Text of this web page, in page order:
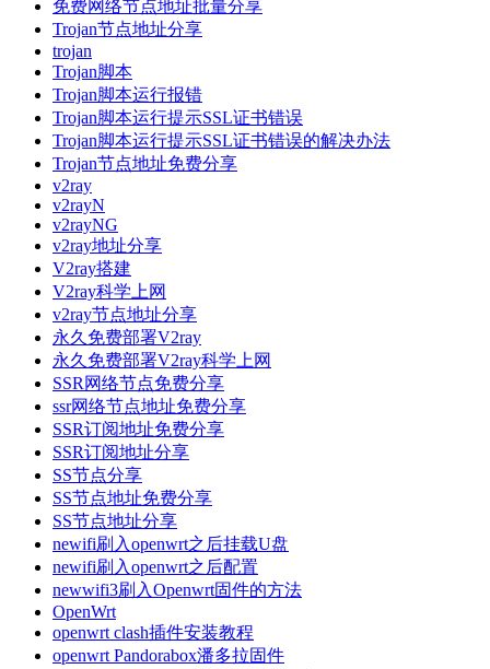
免费网络节点地址批量分享
Trojan节点地址分享
trojan
Trojan脚本
Trojan脚本运行报错
Trojan脚本运行提示SSL证书错误
Trojan脚本运行提示SSL证书错误的解决办法
Trojan节点地址免费分享
v2ray
v2rayN
v2rayNG
v2ray地址分享
V2ray搭建
V2ray科学上网
v2ray节点地址分享
永久免费部署V2ray
永久免费部署V2ray科学上网
SSR网络节点免费分享
ssr网络节点地址免费分享
SSR订阅地址免费分享
SSR订阅地址分享
SS节点分享
SS节点地址免费分享
SS节点地址分享
newifi刷入openwrt之后挂载U盘
newifi刷入openwrt之后配置
newwifi3刷入Openwrt固件的方法
OpenWrt
openwrt clash插件安装教程
openwrt Pandorabox潘多拉固件